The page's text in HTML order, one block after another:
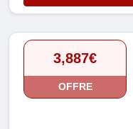
3,887€
OFFRE